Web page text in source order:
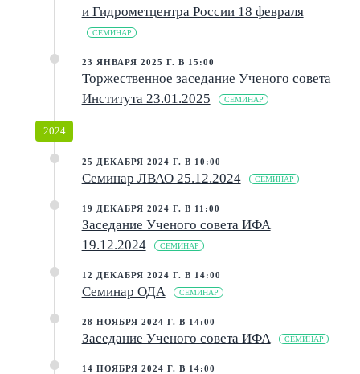
и Гидрометцентра России 18 февраля
СЕМИНАР
23 ЯНВАРЯ 2025 Г. В 15:00
Торжественное заседание Ученого совета
Института 23.01.2025
СЕМИНАР
2024
25 ДЕКАБРЯ 2024 Г. В 10:00
Семинар ЛВАО 25.12.2024 СЕМИНАР
19 ДЕКАБРЯ 2024 Г. В 11:00
Заседание Ученого совета ИФА
19.12.2024
СЕМИНАР
12 ДЕКАБРЯ 2024 Г. В 14:00
Семинар ОДА СЕМИНАР
28 НОЯБРЯ 2024 Г. В 14:00
Заседание Ученого совета ИФА СЕМИНАР
14 НОЯБРЯ 2024 Г. В 14:00